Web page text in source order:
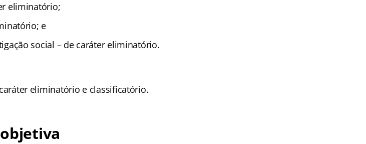
eliminatório;
e
social – de caráter eliminatório.
eliminatório e classificatório.